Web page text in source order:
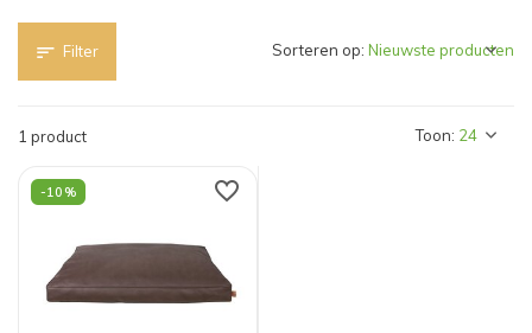
Filter
1 product Toon:
Sorteren op:
-10%